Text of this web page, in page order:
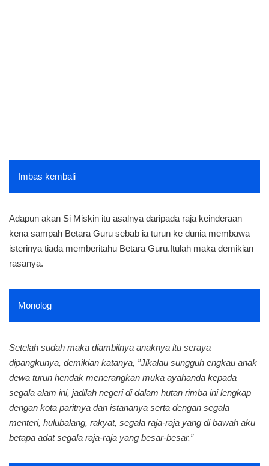
Imbas kembali
Adapun akan Si Miskin itu asalnya daripada raja keinderaan
kena sampah Betara Guru sebab ia turun ke dunia membawa
isterinya tiada memberitahu Betara Guru.Itulah maka demikian
rasanya.
Monolog
Setelah sudah maka diambilnya anaknya itu seraya
dipangkunya, demikian katanya, ”Jikalau sungguh engkau anak
dewa turun hendak menerangkan muka ayahanda kepada
segala alam ini, jadilah negeri di dalam hutan rimba ini lengkap
dengan kota paritnya dan istananya serta dengan segala
menteri, hulubalang, rakyat, segala raja-raja yang di bawah aku
betapa adat segala raja-raja yang besar-besar.”